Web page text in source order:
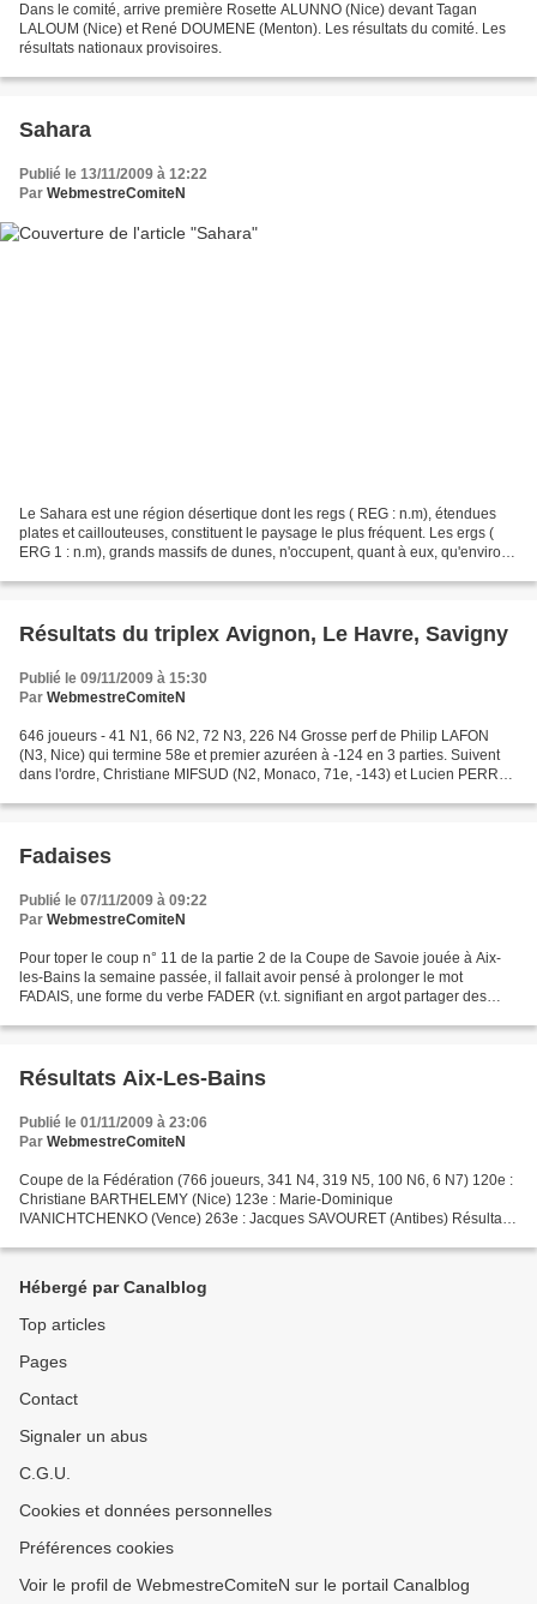
Dans le comité, arrive première Rosette ALUNNO (Nice) devant Tagan
LALOUM (Nice) et René DOUMENE (Menton). Les résultats du comité. Les
résultats nationaux provisoires.
Sahara
Publié le 13/11/2009 à 12:22
Par WebmestreComiteN
Le Sahara est une région désertique dont les regs ( REG : n.m), étendues
plates et caillouteuses, constituent le paysage le plus fréquent. Les ergs (
ERG 1 : n.m), grands massifs de dunes, n'occupent, quant à eux, qu'environ
Résultats du triplex Avignon, Le Havre, Savigny
Publié le 09/11/2009 à 15:30
Par WebmestreComiteN
646 joueurs - 41 N1, 66 N2, 72 N3, 226 N4 Grosse perf de Philip LAFON
(N3, Nice) qui termine 58e et premier azuréen à -124 en 3 parties. Suivent
dans l'ordre, Christiane MIFSUD (N2, Monaco, 71e, -143) et Lucien PERROT
Fadaises
Publié le 07/11/2009 à 09:22
Par WebmestreComiteN
Pour toper le coup n° 11 de la partie 2 de la Coupe de Savoie jouée à Aix-
les-Bains la semaine passée, il fallait avoir pensé à prolonger le mot
FADAIS, une forme du verbe FADER (v.t. signifiant en argot partager des
Résultats Aix-Les-Bains
Publié le 01/11/2009 à 23:06
Par WebmestreComiteN
Coupe de la Fédération (766 joueurs, 341 N4, 319 N5, 100 N6, 6 N7) 120e :
Christiane BARTHELEMY (Nice) 123e : Marie-Dominique
IVANICHTCHENKO (Vence) 263e : Jacques SAVOURET (Antibes) Résultats
Hébergé par Canalblog
Top articles
Pages
Contact
Signaler un abus
C.G.U.
Cookies et données personnelles
Préférences cookies
Voir le profil de WebmestreComiteN sur le portail Canalblog